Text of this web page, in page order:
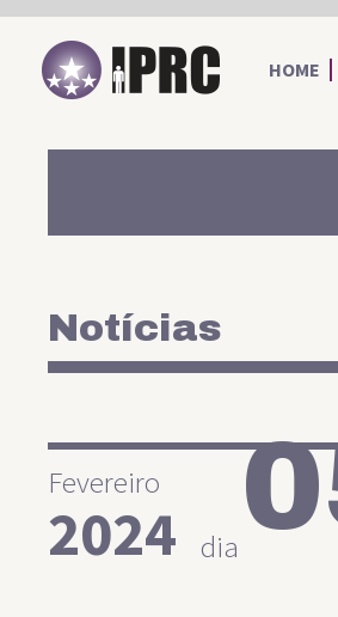
IPRC
HOME
Notícias
Fevereiro
2024 dia